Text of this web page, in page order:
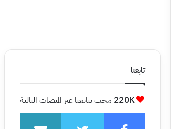
تابعنا
220K محب يتابعنا عبر المنصات التالية